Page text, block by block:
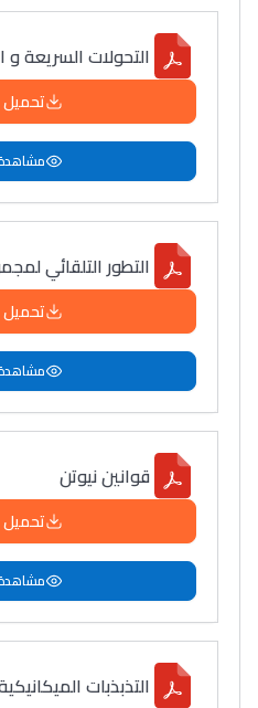
التحولات السريعة و
التطور التلقائي
قوانين نيوتن
التذبذبات